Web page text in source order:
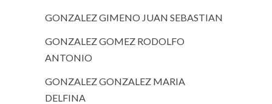
GONZALEZ GIMENO JUAN SEBASTIAN
GONZALEZ GOMEZ RODOLFO
ANTONIO
GONZALEZ GONZALEZ MARIA
DELFINA